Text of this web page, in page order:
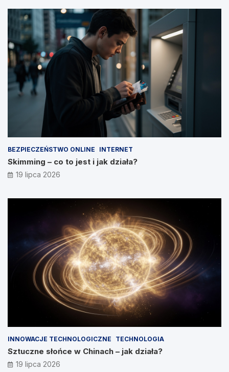
BEZPIECZEŃSTWO ONLINE INTERNET
Skimming – co to jest i jak działa?
19 lipca 2026
INNOWACJE TECHNOLOGICZNE TECHNOLOGIA
Sztuczne słońce w Chinach – jak działa?
19 lipca 2026